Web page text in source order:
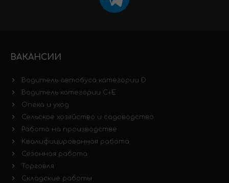
ВАКАНСИИ
Водитель автобуса категории D
Водитель категории C+E
Опека и уход
Сельское хозяйство и садоводство
Работа на производстве
Квалифицированная работа
Сезонная работа
Торговля
Складские работы